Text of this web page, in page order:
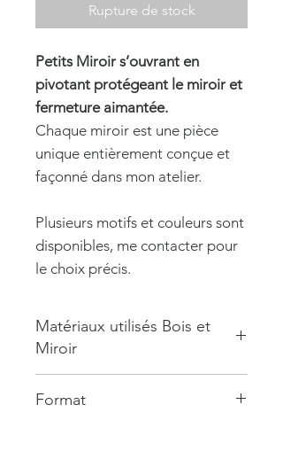
Rupture de stock
Petits Miroir s’ouvrant en
pivotant protégeant le miroir et
fermeture aimantée.
Chaque miroir est une pièce
unique entièrement conçue et
façonné dans mon atelier.
Plusieurs motifs et couleurs sont
disponibles, me contacter pour
le choix précis.
Matériaux utilisés Bois et
Miroir
supports en Frêne, Noyer ou Merisier.
Format